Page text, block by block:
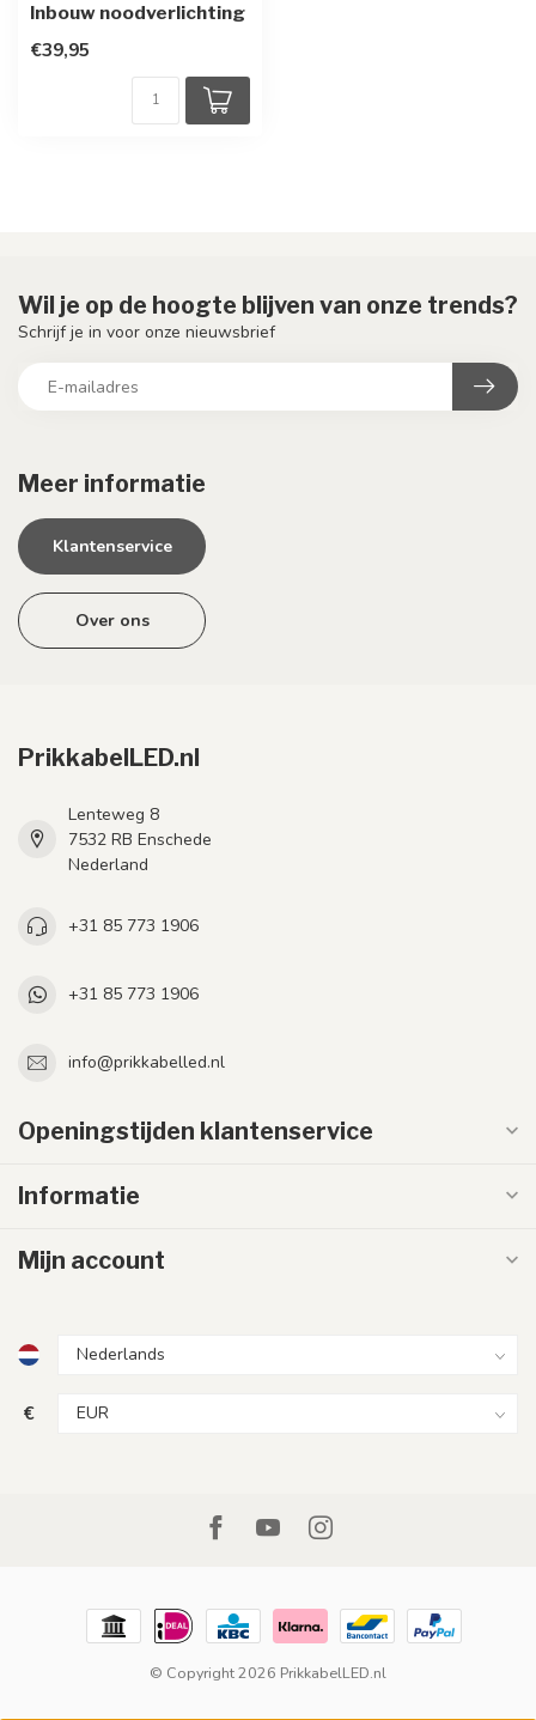
Inbouw noodverlichting
€39,95
Meer informatie
Klantenservice
Over ons
Wil je op de hoogte blijven van onze trends?
Schrijf je in voor onze nieuwsbrief
PrikkabelLED.nl
Lenteweg 8
7532 RB Enschede
Nederland
+31 85 773 1906
+31 85 773 1906
info@prikkabelled.nl
Openingstijden klantenservice
Informatie
Mijn account
€
© Copyright 2026 PrikkabelLED.nl